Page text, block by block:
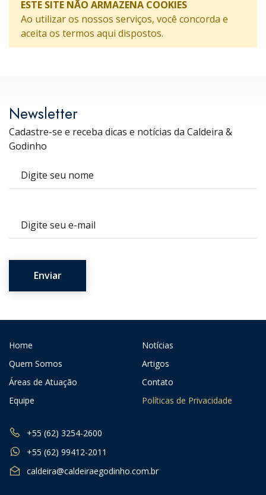
ESTE SITE NÃO ARMAZENA COOKIES
Ao utilizar os nossos serviços, você concorda e
aceita os termos aqui dispostos.
Newsletter
Cadastre-se e receba dicas e notícias da Caldeira &
Godinho
Home
Quem Somos
Áreas de Atuação
Equipe
Notícias
Artigos
Contato
Políticas de Privacidade
+55 (62) 3254-2600
+55 (62) 99412-2011
caldeira@caldeiraegodinho.com.br